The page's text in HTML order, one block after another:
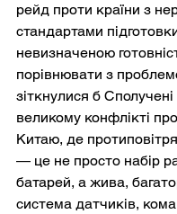
рейд проти країни з
стандартами
невизначеною
порівнювати з
зіткнулися б
великому конфлікті
Китаю, де
— це не просто набір
батарей, а жива,
система датчиків,